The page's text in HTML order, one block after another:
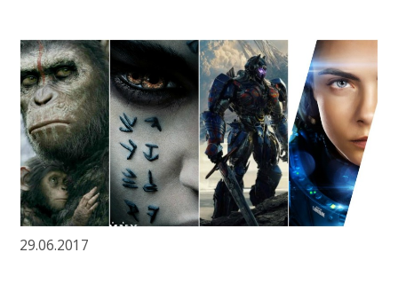
29.06.2017